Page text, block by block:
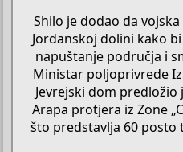
Shilo je dodao da
Jordanskoj dolini kako
napuštanje područja i
Ministar poljoprivrede
Jevrejski dom
Arapa protjera iz Zone
što predstavlja 60 posto